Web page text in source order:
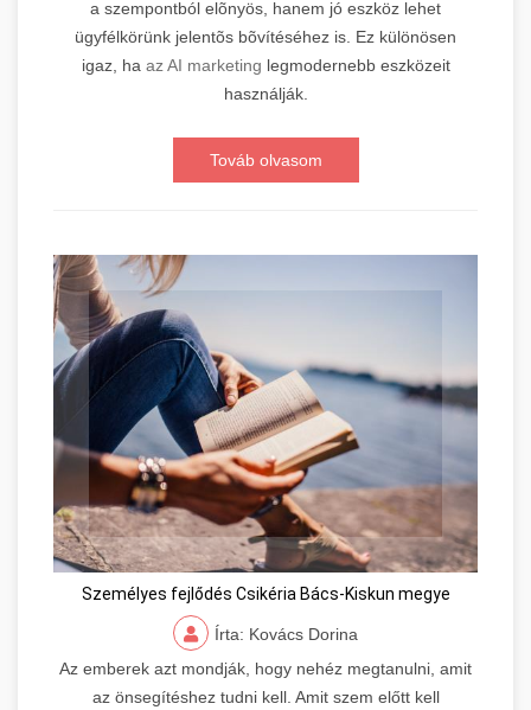
a szempontból elõnyös, hanem jó eszköz lehet
ügyfélkörünk jelentõs bõvítéséhez is. Ez különösen
igaz, ha az AI marketing legmodernebb eszközeit
használják.
Továb olvasom
Személyes fejlődés Csikéria Bács-Kiskun megye
Írta: Kovács Dorina
Az emberek azt mondják, hogy nehéz megtanulni, amit
az önsegítéshez tudni kell. Amit szem előtt kell